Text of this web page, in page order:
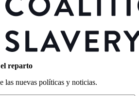
reparto
las nuevas políticas y noticias.